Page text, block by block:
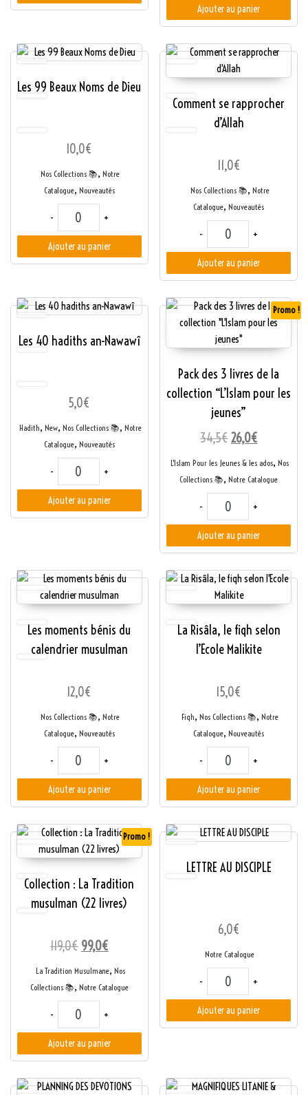
Ajouter au panier
Les 99 Beaux Noms de Dieu
10,0€
Nos Collections 📚, Notre
Catalogue, Nouveautés
- quantité de Les 99 Beaux Noms de Dieu
+
Ajouter au panier
Comment se rapprocher
d’Allah
11,0€
Nos Collections 📚, Notre
Catalogue, Nouveautés
- quantité de
+
Ajouter au panier
Les 40 hadiths an-Nawawî
5,0€
Hadith, New, Nos Collections 📚, Notre
Catalogue, Nouveautés
- quantité de Les 40 hadiths an-Nawawî
+
Ajouter au panier
Promo !
Pack des 3 livres de la
collection “L’Islam pour les
jeunes”
34,5€Le prix initial
26,0€Le prix
L'Islam Pour les Jeunes & les ados, Nos
Collections 📚, Notre Catalogue
- quantité de Pack
+
Ajouter au panier
Les moments bénis du
calendrier musulman
12,0€
Nos Collections 📚, Notre
Catalogue, Nouveautés
- quantité de Les moments bénis du calendrier musulman
+
Ajouter au panier
La Risâla, le fiqh selon
l’Ecole Malikite
15,0€
Fiqh, Nos Collections 📚, Notre
Catalogue, Nouveautés
- quantité de La
+
Ajouter au panier
Promo !
Collection : La Tradition
musulman (22 livres)
119,0€ Le prix initial était : 119,0€.
99,0€Le prix actuel est : 99,0€.
La Tradition Musulmane, Nos
Collections 📚, Notre Catalogue
- quantité de Collection : La Tradition musulman (22 livres)
+
Ajouter au panier
LETTRE AU DISCIPLE
6,0€
Notre Catalogue
- quantité de LETTRE
+
Ajouter au panier